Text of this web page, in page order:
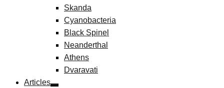
Skanda
Cyanobacteria
Black Spinel
Neanderthal
Athens
Dvaravati
Articles